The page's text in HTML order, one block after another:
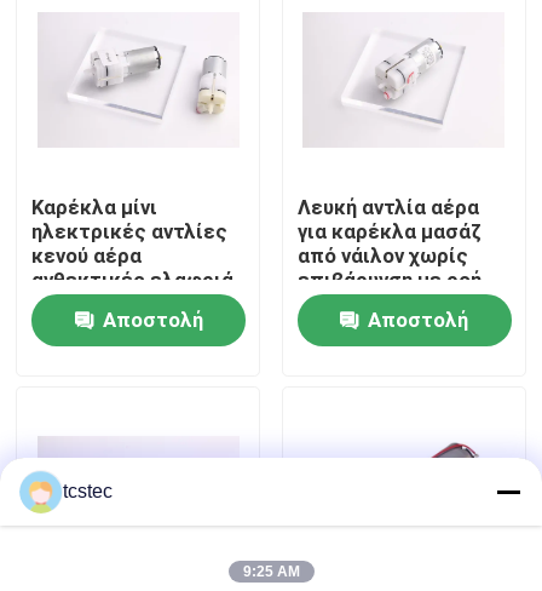
Εμφάνιση VR
Σχετικά με εμάς
Επισκεψή εργοστασίου
Έλεγχος ποιότητας
Επικοινωνήστε μαζί μας
Υποθέσεις
Καρέκλα μίνι
ηλεκτρικές αντλίες
κενού αέρα
ανθεκτικές ελαφριά
φορητές
Αποστολή
Λευκή αντλία αέρα
για καρέκλα μασάζ
από νάιλον χωρίς
επιβάρυνση με ροή
αέρα 6.0-9.0LPM
Αποστολή
tcstec
9:25 AM